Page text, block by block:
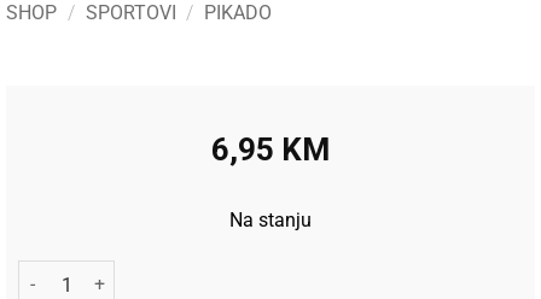
SHOP / SPORTOVI / PIKADO
6,95 KM
Na stanju
Harrows Pikado nastavci Supergrip Fusion Short Black/Blue